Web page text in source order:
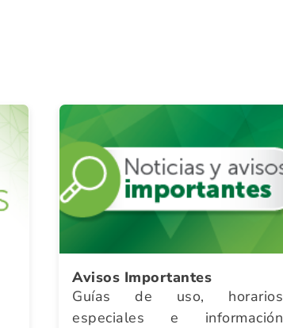
Avisos Importantes
Guías de uso, horarios
especiales e información